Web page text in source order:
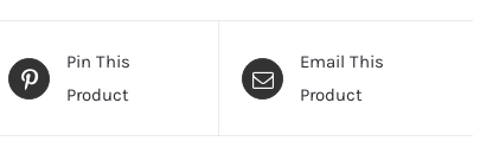
Pin This
Product
Email This
Product